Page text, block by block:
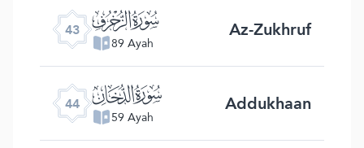
43 ﯘ
89 Ayah Az-Zukhruf
44 ﯙ
59 Ayah Addukhaan